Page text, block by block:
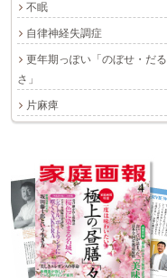
不眠
自律神経失調症
更年期っぽい「のぼせ・だる
さ」
片麻痺